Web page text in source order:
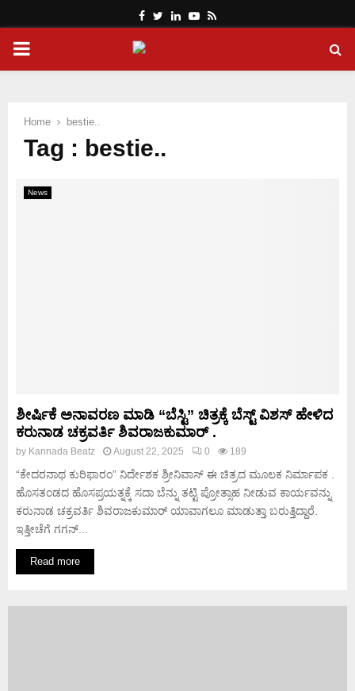
Facebook
Twitter
LinkedinYoutube
Rss
PRIMARY
Home bestie..
Tag : bestie..
News
ಶೀರ್ಷಿಕೆ ಅನಾವರಣ ಮಾಡಿ “ಬೆಸ್ಟಿ” ಚಿತ್ರಕ್ಕೆ ಬೆಸ್ಟ್ ವಿಶಸ್ ಹೇಳಿದ
ಕರುನಾಡ ಚಕ್ರವರ್ತಿ ಶಿವರಾಜಕುಮಾರ್ .
by Kannada Beatz August 22, 2025 0 189
“ಕೇದರನಾಥ ಕುರಿಫಾರಂ” ನಿರ್ದೇಶಕ ಶ್ರೀನಿವಾಸ್ ಈ ಚಿತ್ರದ ಮೂಲಕ ನಿರ್ಮಾಪಕ .
ಹೊಸತಂಡದ ಹೊಸಪ್ರಯತ್ನಕ್ಕೆ ಸದಾ ಬೆನ್ನು ತಟ್ಟಿ ಪ್ರೋತ್ಸಾಹ ನೀಡುವ ಕಾರ್ಯವನ್ನು
ಕರುನಾಡ ಚಕ್ರವರ್ತಿ ಶಿವರಾಜಕುಮಾರ್ ಯಾವಾಗಲೂ ಮಾಡುತ್ತಾ ಬರುತ್ತಿದ್ದಾರೆ‌.
ಇತ್ತೀಚೆಗೆ ಗಗನ್...
Read more